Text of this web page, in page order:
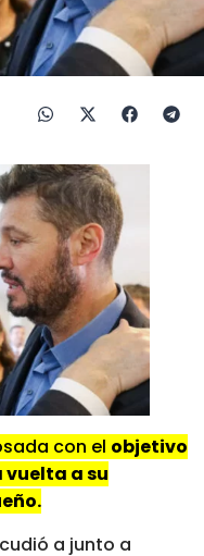
con el objetivo
vuelta a su
a junto a